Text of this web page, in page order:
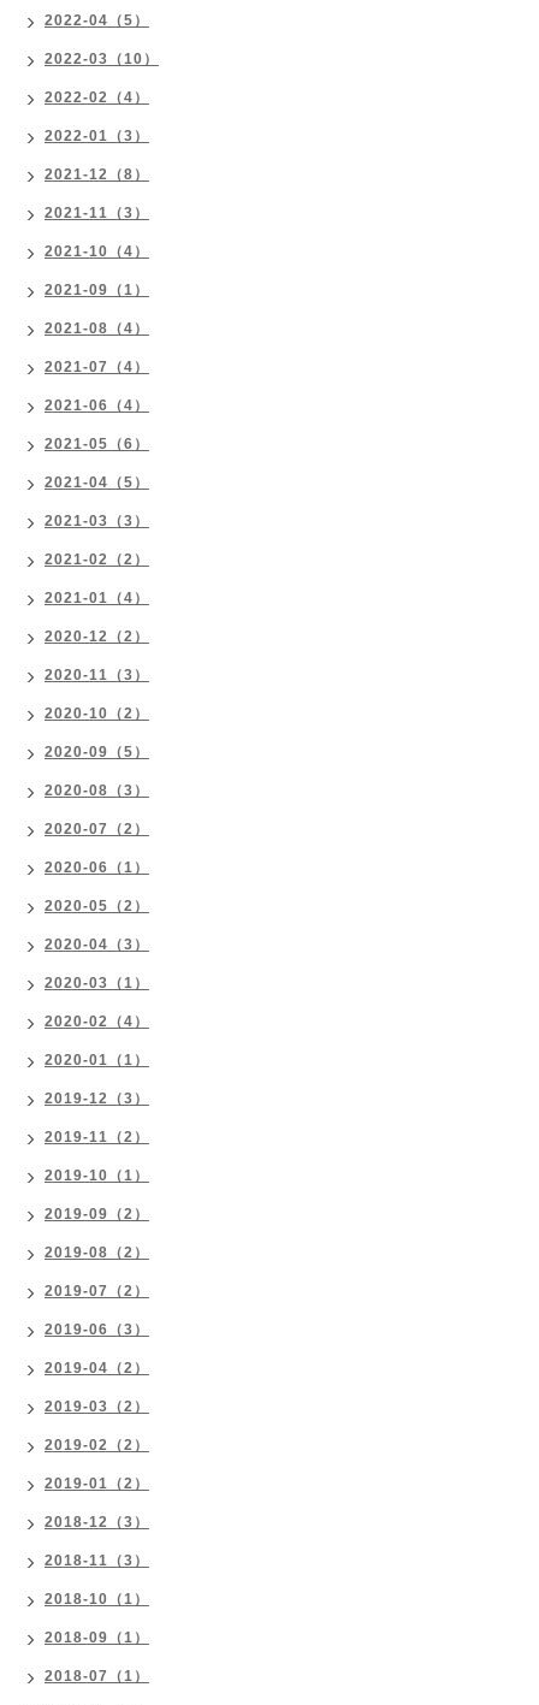
2022-04（5）
2022-03（10）
2022-02（4）
2022-01（3）
2021-12（8）
2021-11（3）
2021-10（4）
2021-09（1）
2021-08（4）
2021-07（4）
2021-06（4）
2021-05（6）
2021-04（5）
2021-03（3）
2021-02（2）
2021-01（4）
2020-12（2）
2020-11（3）
2020-10（2）
2020-09（5）
2020-08（3）
2020-07（2）
2020-06（1）
2020-05（2）
2020-04（3）
2020-03（1）
2020-02（4）
2020-01（1）
2019-12（3）
2019-11（2）
2019-10（1）
2019-09（2）
2019-08（2）
2019-07（2）
2019-06（3）
2019-04（2）
2019-03（2）
2019-02（2）
2019-01（2）
2018-12（3）
2018-11（3）
2018-10（1）
2018-09（1）
2018-07（1）